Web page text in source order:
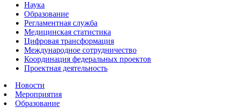
Наука
Образование
Регламентная служба
Медицинская статистика
Цифровая трансформация
Международное сотрудничество
Координация федеральных проектов
Проектная деятельность
Новости
Мероприятия
Образование